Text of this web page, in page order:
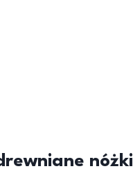
nóżki